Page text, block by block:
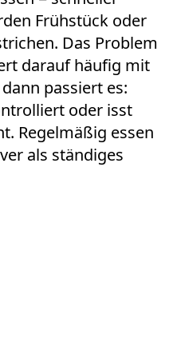
Frühstück oder
Das Problem
darauf häufig mit
passiert es:
oder isst
Regelmäßig essen
als ständiges